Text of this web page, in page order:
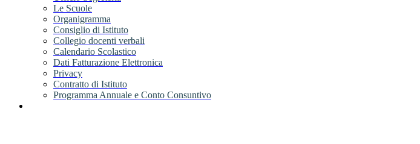
Le Scuole
Organigramma
Consiglio di Istituto
Collegio docenti verbali
Calendario Scolastico
Dati Fatturazione Elettronica
Privacy
Contratto di Istituto
Programma Annuale e Conto Consuntivo